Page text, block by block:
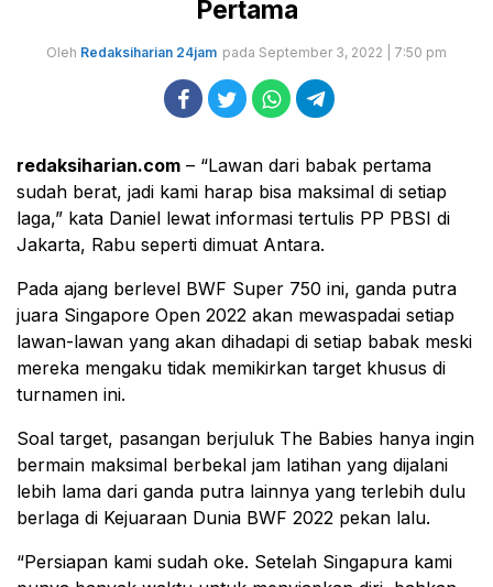
Pertama
Oleh Redaksiharian 24jam pada September 3, 2022 | 7:50 pm
redaksiharian.com – “Lawan dari babak pertama
sudah berat, jadi kami harap bisa maksimal di setiap
laga,” kata Daniel lewat informasi tertulis PP PBSI di
Jakarta, Rabu seperti dimuat Antara.
Pada ajang berlevel BWF Super 750 ini, ganda putra
juara Singapore Open 2022 akan mewaspadai setiap
lawan-lawan yang akan dihadapi di setiap babak meski
mereka mengaku tidak memikirkan target khusus di
turnamen ini.
Soal target, pasangan berjuluk The Babies hanya ingin
bermain maksimal berbekal jam latihan yang dijalani
lebih lama dari ganda putra lainnya yang terlebih dulu
berlaga di Kejuaraan Dunia BWF 2022 pekan lalu.
“Persiapan kami sudah oke. Setelah Singapura kami